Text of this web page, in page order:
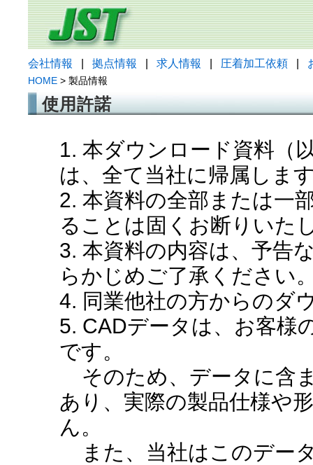
会社情報 拠点情報 求人情報 圧着加工依頼
HOME > 製品情報
使用許諾
1. 本ダウンロード資料（
は、全て当社に帰属しま
2. 本資料の全部または一
ることは固くお断りいた
3. 本資料の内容は、予告
らかじめご了承ください
4. 同業他社の方からのダ
5. CADデータは、お客様
です。
そのため、データに含
あり、実際の製品仕様や
ん。
また、当社はこのデー